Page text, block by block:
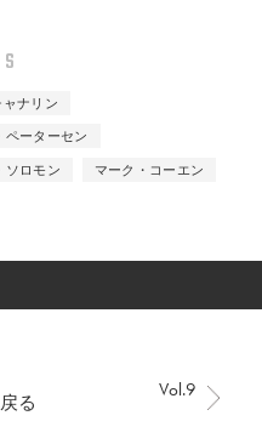
ナリン
ペーターセン
ソロモン
マーク・コーエン
Vol.9
る